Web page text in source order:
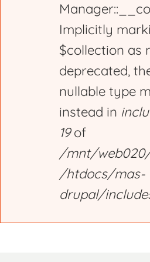
Implicitly
$collection as
deprecated,
nullable type
instead in
19of
/mnt/
/htdocs/mas-
drupal/